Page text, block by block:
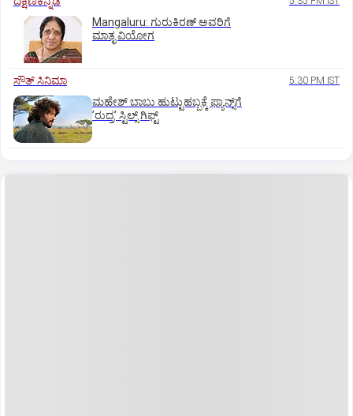
Mangaluru: ಗುರುಕಿರಣ್ ಅವರಿಗೆ
ಮಾತೃ ವಿಯೋಗ
ಸೌತ್‌ ಸಿನಿಮಾ 5:30 PM IST
ಮಹೇಶ್‌ ಬಾಬು ಹುಟ್ಟುಹಬ್ಬಕ್ಕೆ ಫ್ಯಾನ್ಸ್‌ಗೆ
ʼರುದ್ರʼ ಸ್ಟಿಲ್ಸ್‌ ಗಿಫ್ಟ್